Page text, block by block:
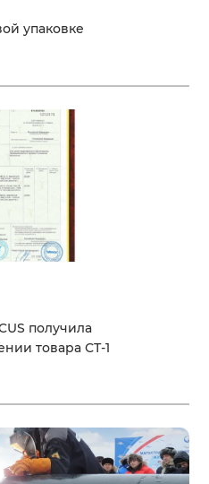
упаковке
получила
товара СТ-1